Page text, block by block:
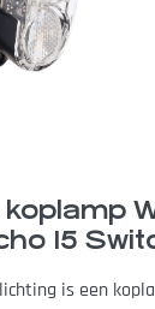
koplamp
15
is een